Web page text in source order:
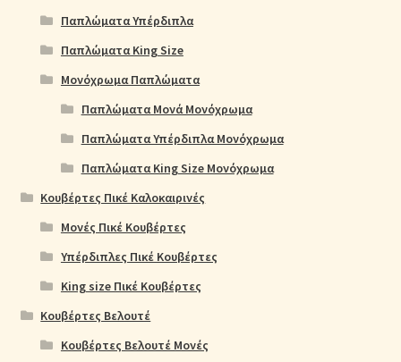
Παπλώματα Υπέρδιπλα
Παπλώματα King Size
Μονόχρωμα Παπλώματα
Παπλώματα Μονά Μονόχρωμα
Παπλώματα Υπέρδιπλα Μονόχρωμα
Παπλώματα King Size Μονόχρωμα
Κουβέρτες Πικέ Καλοκαιρινές
Μονές Πικέ Κουβέρτες
Υπέρδιπλες Πικέ Κουβέρτες
King size Πικέ Κουβέρτες
Κουβέρτες Βελουτέ
Κουβέρτες Βελουτέ Μονές